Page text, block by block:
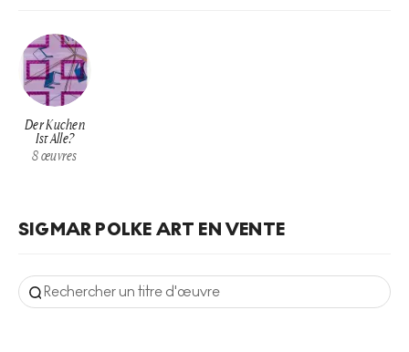
Der Kuchen
Ist Alle?
8œuvres
SIGMAR POLKE ART EN VENTE